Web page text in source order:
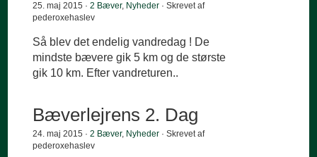
25. maj 2015 ·2 Bæver, Nyheder · Skrevet af
pederoxehaslev
Så blev det endelig vandredag ! De
mindste bævere gik 5 km og de største
gik 10 km. Efter vandreturen..
Bæverlejrens 2. Dag
24. maj 2015 ·2 Bæver, Nyheder · Skrevet af
pederoxehaslev